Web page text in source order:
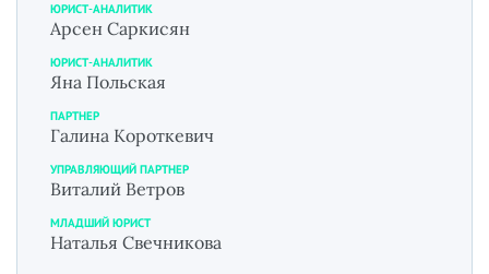
ЮРИСТ-АНАЛИТИК
Арсен Саркисян
ЮРИСТ-АНАЛИТИК
Яна Польская
ПАРТНЕР
Галина Короткевич
УПРАВЛЯЮЩИЙ ПАРТНЕР
Виталий Ветров
МЛАДШИЙ ЮРИСТ
Наталья Свечникова